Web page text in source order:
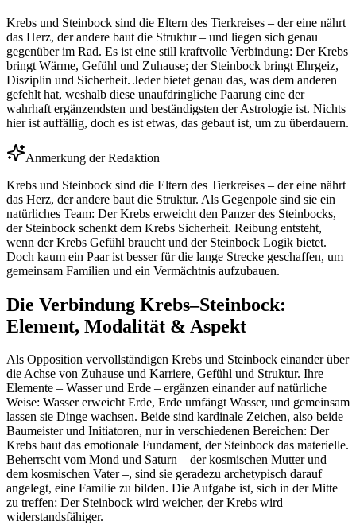
Krebs und Steinbock sind die Eltern des Tierkreises – der eine nährt
das Herz, der andere baut die Struktur – und liegen sich genau
gegenüber im Rad. Es ist eine still kraftvolle Verbindung: Der Krebs
bringt Wärme, Gefühl und Zuhause; der Steinbock bringt Ehrgeiz,
Disziplin und Sicherheit. Jeder bietet genau das, was dem anderen
gefehlt hat, weshalb diese unaufdringliche Paarung eine der
wahrhaft ergänzendsten und beständigsten der Astrologie ist. Nichts
hier ist auffällig, doch es ist etwas, das gebaut ist, um zu überdauern.
Anmerkung der Redaktion
Krebs und Steinbock sind die Eltern des Tierkreises – der eine nährt
das Herz, der andere baut die Struktur. Als Gegenpole sind sie ein
natürliches Team: Der Krebs erweicht den Panzer des Steinbocks,
der Steinbock schenkt dem Krebs Sicherheit. Reibung entsteht,
wenn der Krebs Gefühl braucht und der Steinbock Logik bietet.
Doch kaum ein Paar ist besser für die lange Strecke geschaffen, um
gemeinsam Familien und ein Vermächtnis aufzubauen.
Die Verbindung Krebs–Steinbock:
Element, Modalität & Aspekt
Als Opposition vervollständigen Krebs und Steinbock einander über
die Achse von Zuhause und Karriere, Gefühl und Struktur. Ihre
Elemente – Wasser und Erde – ergänzen einander auf natürliche
Weise: Wasser erweicht Erde, Erde umfängt Wasser, und gemeinsam
lassen sie Dinge wachsen. Beide sind kardinale Zeichen, also beide
Baumeister und Initiatoren, nur in verschiedenen Bereichen: Der
Krebs baut das emotionale Fundament, der Steinbock das materielle.
Beherrscht vom Mond und Saturn – der kosmischen Mutter und
dem kosmischen Vater –, sind sie geradezu archetypisch darauf
angelegt, eine Familie zu bilden. Die Aufgabe ist, sich in der Mitte
zu treffen: Der Steinbock wird weicher, der Krebs wird
widerstandsfähiger.